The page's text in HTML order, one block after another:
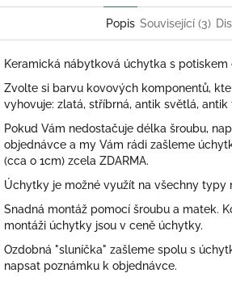
Popis Související (3)
Keramická nábytková úchytka s potiskem
Zvolte si barvu kovových komponentů,
vyhovuje: zlatá, stříbrná, antik světlá, antik
Pokud Vám nedostačuje délka šroubu,
objednávce a my Vám rádi zašleme
(cca o 1cm) zcela ZDARMA.
Úchytky je možné využít na všechny typy
Snadná montáž pomocí šroubu a matek.
montáži úchytky jsou v ceně úchytky.
Ozdobná "sluníčka" zašleme spolu s
napsat poznámku k objednávce.